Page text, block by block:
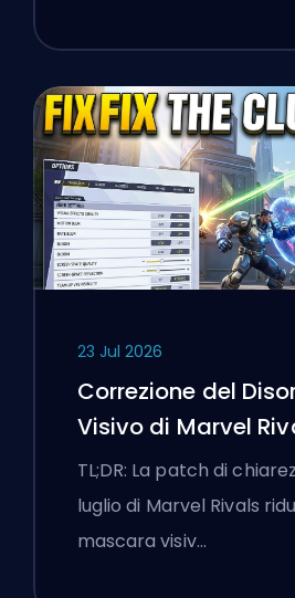
23 Jul 2026
Correzione del
Visivo di Marvel
Impostazioni
Dopo la Patch del
TL;DR: La patch di
luglio di Marvel Rivals
mascara visiv…